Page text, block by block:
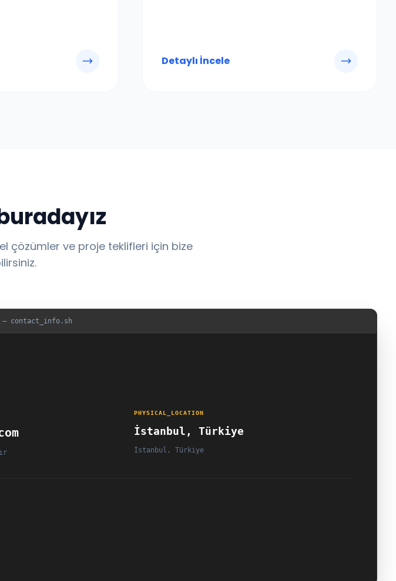
Detaylı İncele
çözümler ve proje teklifleri için bize
contact_info.sh
PHYSICAL_LOCATION
İstanbul, Türkiye
İstanbul, Türkiye